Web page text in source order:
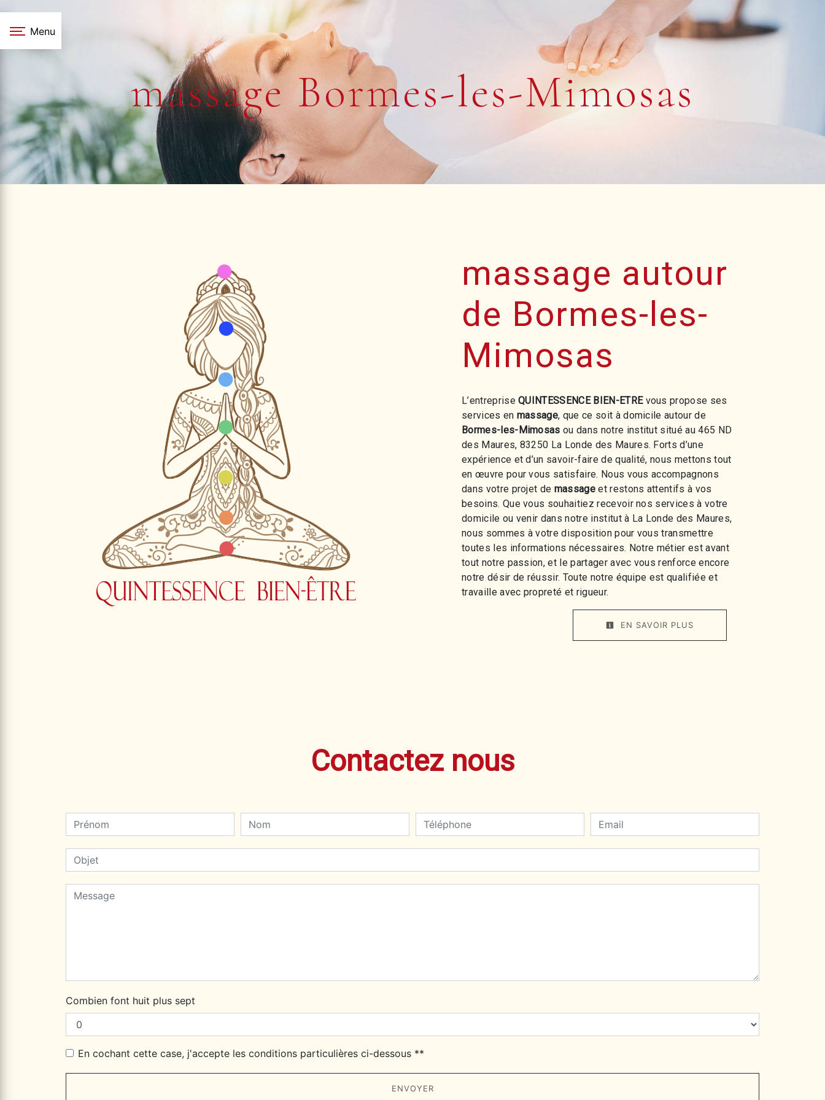
Menu
massage Bormes-les-Mimosas
massage autour
de Bormes-les-
Mimosas
L’entrepriseQUINTESSENCE BIEN-ETREvous propose ses
services en massage, que ce soit à domicile autour de
Bormes-les-Mimosas ou dans notre institut situé au 465 ND
des Maures, 83250 La Londe des Maures. Forts d’une
expérience et d’un savoir-faire de qualité, nous mettons tout
en œuvre pour vous satisfaire. Nous vous accompagnons
dans votre projet de massageet restons attentifs à vos
besoins. Que vous souhaitiez recevoir nos services à votre
domicile ou venir dans notre institut à La Londe des Maures,
nous sommes à votre disposition pour vous transmettre
toutes les informations nécessaires. Notre métier est avant
tout notre passion, et le partager avec vous renforce encore
notre désir de réussir. Toute notre équipe est qualifiée et
travaille avec propreté et rigueur.
EN SAVOIR PLUS
Contactez nous
Combien font huit plus sept
En cochant cette case, j'accepte les conditions particulières ci-dessous **
ENVOYER